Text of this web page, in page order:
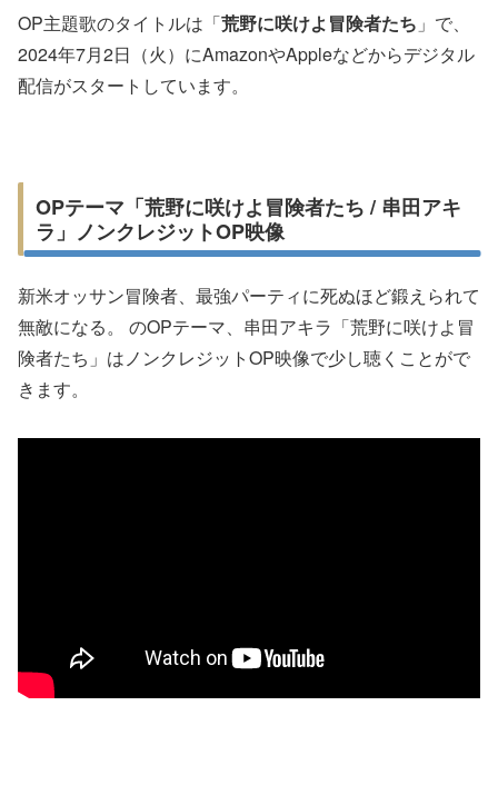
OP主題歌のタイトルは「荒野に咲けよ冒険者たち 」で、
2024年7月2日（火）にAmazonやAppleなどからデジタル
配信がスタートしています。
OPテーマ「荒野に咲けよ冒険者たち / 串田アキ
ラ」ノンクレジットOP映像
新米オッサン冒険者、最強パーティに死ぬほど鍛えられて
無敵になる。 のOPテーマ、串田アキラ「荒野に咲けよ冒
険者たち」はノンクレジットOP映像で少し聴くことがで
きます。